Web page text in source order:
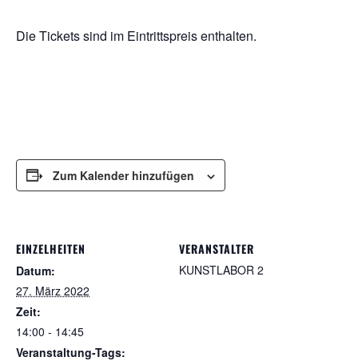
Die Tickets sind im Eintrittspreis enthalten.
Zum Kalender hinzufügen
EINZELHEITEN
Datum:
27. März 2022
Zeit:
14:00 - 14:45
Veranstaltung-Tags:
VERANSTALTER
KUNSTLABOR 2